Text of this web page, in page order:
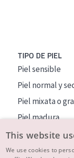
TIPO DE PIEL
Piel sensible
Piel normal y
Piel mixata o
Piel madura
Piel expuesta al
Piel
This website
We use cookies to